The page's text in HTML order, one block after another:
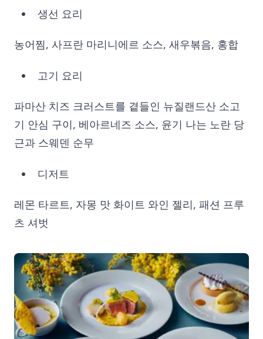
생선 요리
농어찜, 사프란 마리니에르 소스, 새우볶음, 홍합
고기 요리
파마산 치즈 크러스트를 곁들인 뉴질랜드산 소고
기 안심 구이, 베아르네즈 소스, 윤기 나는 노란 당
근과 스웨덴 순무
디저트
레몬 타르트, 자몽 맛 화이트 와인 젤리, 패션 프루
츠 셔벗